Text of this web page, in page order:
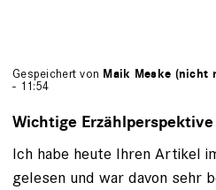
Gespeichert von Maik Meske (nicht
- 11:54
Wichtige Erzählperspektive
Ich habe heute Ihren Artikel
gelesen und war davon sehr